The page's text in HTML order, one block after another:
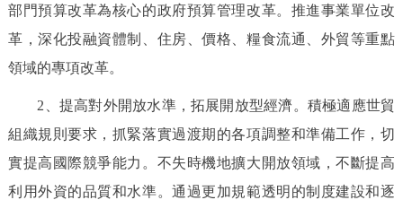
部門預算改革為核心的政府預算管理改革。推進事業單位改
革，深化投融資體制、住房、價格、糧食流通、外貿等重點
領域的專項改革。
2、提高對外開放水準，拓展開放型經濟。積極適應世貿
組織規則要求，抓緊落實過渡期的各項調整和準備工作，切
實提高國際競爭能力。不失時機地擴大開放領域，不斷提高
利用外資的品質和水準。通過更加規範透明的制度建設和逐